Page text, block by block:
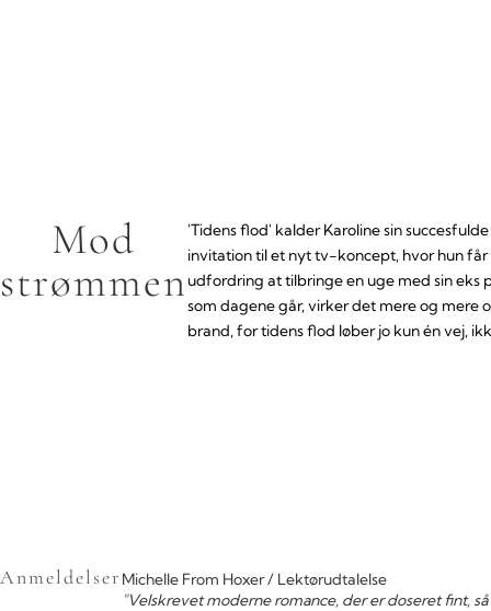
Mod
strømmen
'Tidens flod' kalder Karoline sin
invitation til et nyt tv-koncept, hvor hun får
udfordring at tilbringe en uge med sin eks
som dagene går, virker det mere og mere
brand, for tidens flod løber jo kun én vej,
Anmeldelser Michelle From Hoxer / Lektørudtalelse
"Velskrevet moderne romance, der er doseret fint,